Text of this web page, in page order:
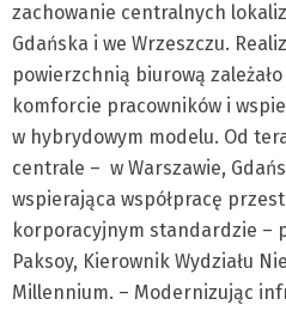
zachowanie centralnych
Gdańska i we Wrzeszczu.
powierzchnią biurową
komforcie pracowników i
w hybrydowym modelu. Od
centrale – w Warszawie,
wspierająca współpracę
korporacyjnym standardzie –
Paksoy, Kierownik Wydziału
Millennium. – Modernizując